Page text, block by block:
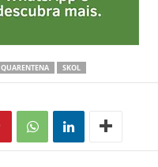
QUARENTENA SKOL